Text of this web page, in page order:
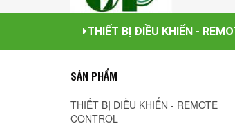
THIẾT BỊ ĐIỀU KHIỂN -
SẢN PHẨM
THIẾT BỊ ĐIỀU KHIỂN - REMOTE
CONTROL